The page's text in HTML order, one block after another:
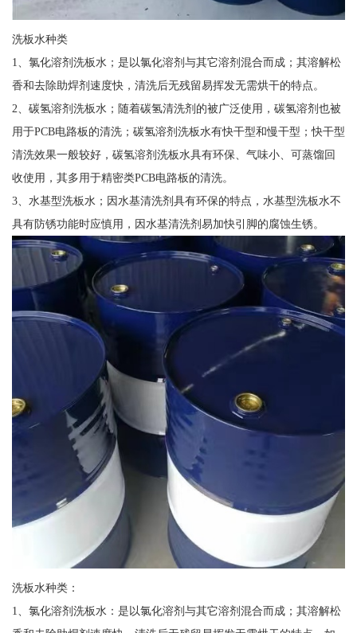
洗板水种类
1、氯化溶剂洗板水；是以氯化溶剂与其它溶剂混合而成；其溶解松
香和去除助焊剂速度快，清洗后无残留易挥发无需烘干的特点。
2、碳氢溶剂洗板水；随着碳氢清洗剂的被广泛使用，碳氢溶剂也被
用于PCB电路板的清洗；碳氢溶剂洗板水有快干型和慢干型；快干型
清洗效果一般较好，碳氢溶剂洗板水具有环保、气味小、可蒸馏回
收使用，其多用于精密类PCB电路板的清洗。
3、水基型洗板水；因水基清洗剂具有环保的特点，水基型洗板水不
具有防锈功能时应慎用，因水基清洗剂易加快引脚的腐蚀生锈。
洗板水种类：
1、氯化溶剂洗板水：是以氯化溶剂与其它溶剂混合而成；其溶解松